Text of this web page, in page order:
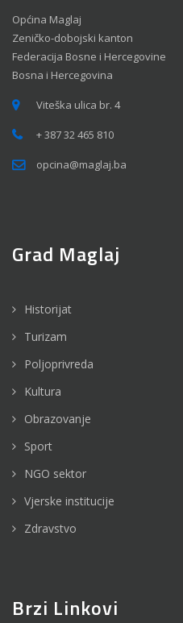
Općina Maglaj
Zeničko-dobojski kanton
Federacija Bosne i Hercegovine
Bosna i Hercegovina
Viteška ulica br. 4
+ 387 32 465 810
opcina@maglaj.ba
Grad Maglaj
Historijat
Turizam
Poljoprivreda
Kultura
Obrazovanje
Sport
NGO sektor
Vjerske institucije
Zdravstvo
Brzi Linkovi